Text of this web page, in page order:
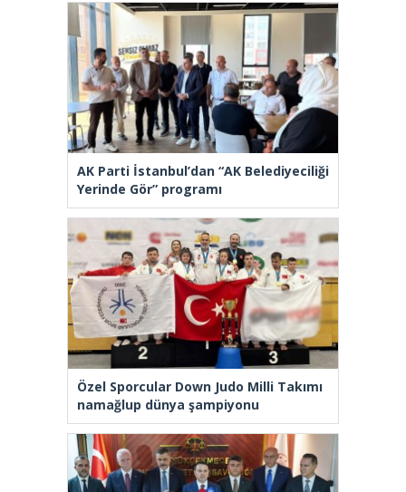
AK Parti İstanbul’dan “AK Belediyeciliği
Yerinde Gör” programı
Özel Sporcular Down Judo Milli Takımı
namağlup dünya şampiyonu